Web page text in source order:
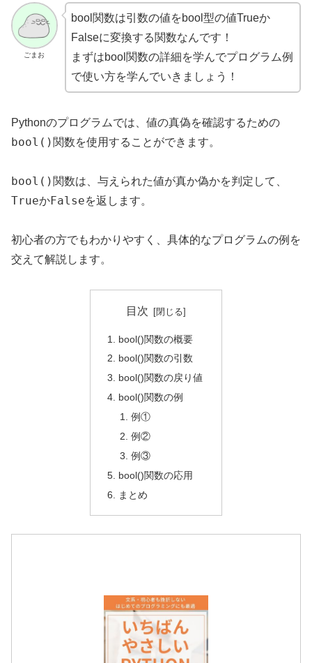
ごまお
bool関数は引数の値をbool型の値Trueか
Falseに変換する関数なんです！
まずはbool関数の詳細を学んでプログラム例
で使い方を学んでいきましょう！
Pythonのプログラムでは、値の真偽を確認するための
bool() 関数を使用することができます。
bool() 関数は、与えられた値が真か偽かを判定して、
TrueかFalseを返します。
初心者の方でもわかりやすく、具体的なプログラムの例を
交えて解説します。
目次
bool()関数の概要
bool()関数の引数
bool()関数の戻り値
bool()関数の例
例①
例②
例③
bool()関数の応用
まとめ